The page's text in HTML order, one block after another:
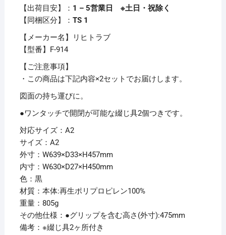
A2
黒
914
個
【×2
ッ
ト】
個
【出荷目安】： 1 – 5営業日 ※土日・祝除く
【同梱区分】： TS 1
【メーカー名】リヒトラブ
【型番】F-914
【ご注意事項】
・この商品は下記内容×2セットでお届けします。
図面の持ち運びに。
●ワンタッチで開閉が可能な綴じ具2個つきです。
対応サイズ：A2
サイズ：A2
外寸：W639×D33×H457mm
内寸：W630×D27×H450mm
色：黒
材質：本体:再生ポリプロピレン100%
重量：805g
その他仕様：●グリップを含む高さ(外寸):475mm
備考：※綴じ具2ヶ所付き